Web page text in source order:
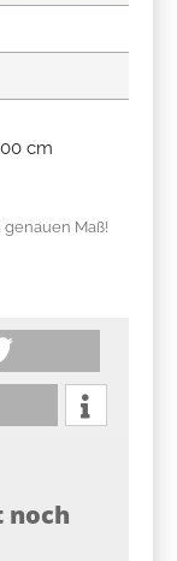
cm
Maß!
noch